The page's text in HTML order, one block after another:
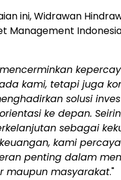
ini, Widrawan
Management
kami, tetapi juga
solusi
ke depan.
sebagai
kami
penting dalam
maupun masyarakat."